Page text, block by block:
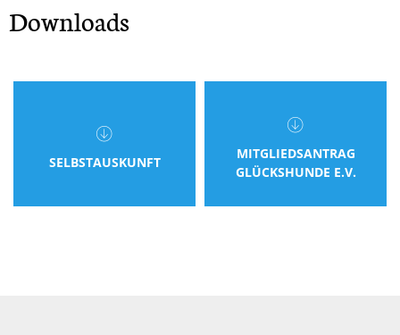
Downloads
SELBSTAUSKUNFT
MITGLIEDSANTRAG
GLÜCKSHUNDE E.V.